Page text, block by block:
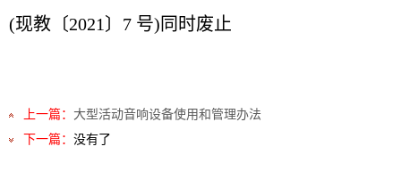
(现教〔2021〕7 号) 同时废止
上一篇： 大型活动音响设备使用和管理办法
下一篇： 没有了